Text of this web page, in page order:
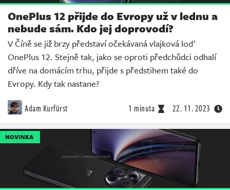
OnePlus 12 přijde do Evropy už v lednu a
nebude sám. Kdo jej doprovodí?
V Číně se již brzy představí očekávaná vlajková loď
OnePlus 12. Stejně tak, jako se oproti předchůdci odhalí
dříve na domácím trhu, přijde s předstihem také do
Evropy. Kdy tak nastane?
Adam Kurfürst 1 minuta 22. 11. 2023
NOVINKA